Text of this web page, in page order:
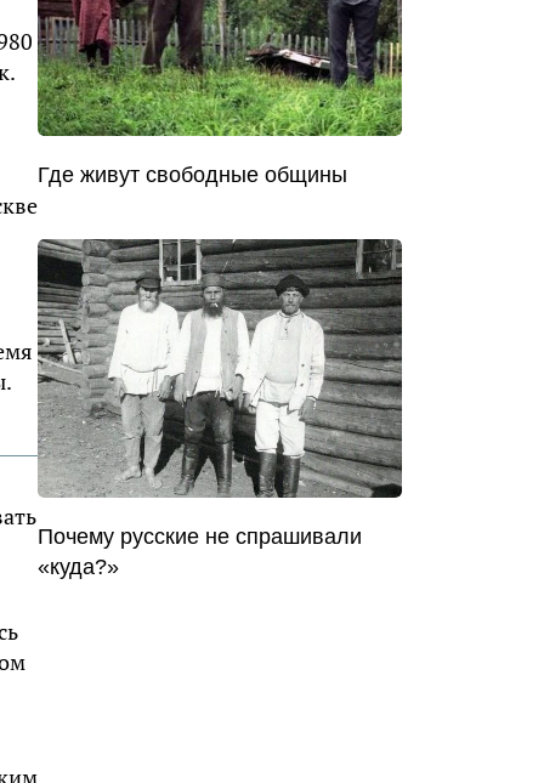
Где живут свободные общины
Почему русские не спрашивали
«куда?»